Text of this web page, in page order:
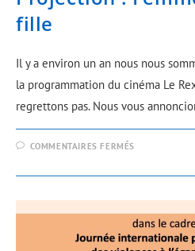
fille
Il y a environ un an nous nous
la programmation du cinéma Le
regrettons pas. Nous vous
COMMENTAIRES FERMÉS